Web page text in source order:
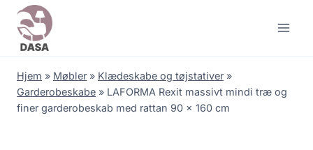
Skip
content
Hjem » Møbler » Klædeskabe og tøjstativer »
Garderobeskabe » LAFORMA Rexit massivt mindi træ og
finer garderobeskab med rattan 90 x 160 cm